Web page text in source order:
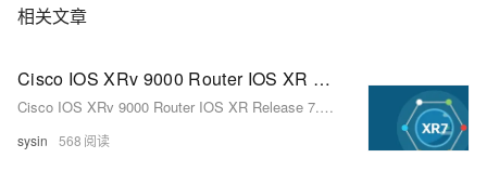
相关文章
Cisco IOS XRv 9000 Router IOS XR Release 7.11.2 MD - 思科 IOS XR 网络操作系统
Cisco IOS XRv 9000 Router IOS XR Release 7.11.2 MD - 思科 IOS XR 网络操作系统
sysin 568